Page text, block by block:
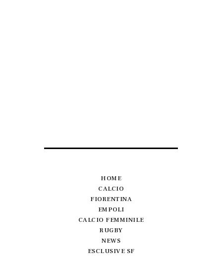
HOME
CALCIO
FIORENTINA
EMPOLI
CALCIO FEMMINILE
RUGBY
NEWS
ESCLUSIVE SF